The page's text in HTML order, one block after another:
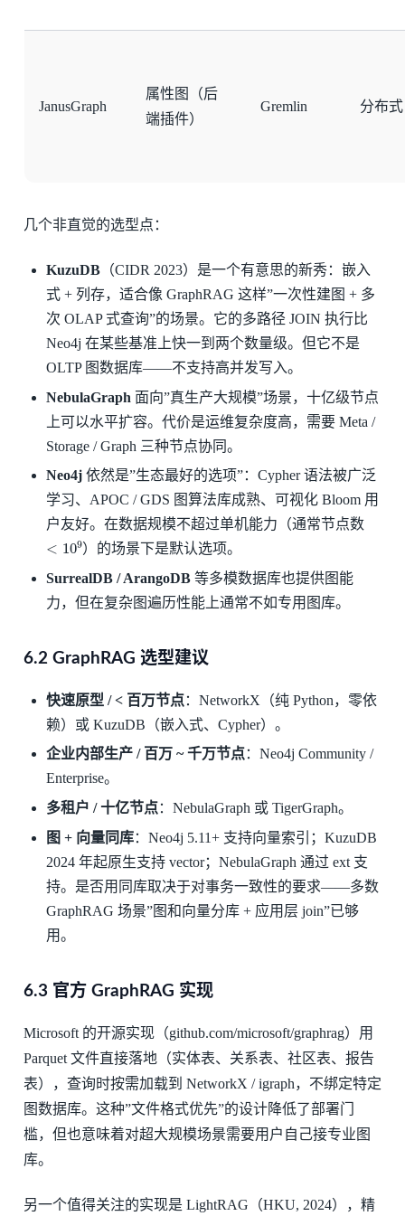
JanusGraph
属性图（后
端插件）
Gremlin 分布式
几个非直觉的选型点：
KuzuDB （CIDR 2023）是一个有意思的新秀：嵌入
式 + 列存，适合像 GraphRAG 这样”一次性建图 + 多
次 OLAP 式查询”的场景。它的多路径 JOIN 执行比
Neo4j 在某些基准上快一到两个数量级。但它不是
OLTP 图数据库——不支持高并发写入。
NebulaGraph 面向”真生产大规模”场景，十亿级节点
上可以水平扩容。代价是运维复杂度高，需要 Meta /
Storage / Graph 三种节点协同。
Neo4j 依然是”生态最好的选项”：Cypher 语法被广泛
学习、APOC / GDS 图算法库成熟、可视化 Bloom 用
户友好。在数据规模不超过单机能力（通常节点数
109 ）的场景下是默认选项。
SurrealDB / ArangoDB 等多模数据库也提供图能
力，但在复杂图遍历性能上通常不如专用图库。
6.2 GraphRAG 选型建议
快速原型 / < 百万节点：NetworkX（纯 Python，零依
赖）或 KuzuDB（嵌入式、Cypher）。
企业内部生产 / 百万 ~ 千万节点：Neo4j Community /
Enterprise。
多租户 / 十亿节点：NebulaGraph 或 TigerGraph。
图 + 向量同库：Neo4j 5.11+ 支持向量索引；KuzuDB
2024 年起原生支持 vector；NebulaGraph 通过 ext 支
持。是否用同库取决于对事务一致性的要求——多数
GraphRAG 场景”图和向量分库 + 应用层 join”已够
用。
6.3 官方 GraphRAG 实现
Microsoft 的开源实现（github.com/microsoft/graphrag）用
Parquet 文件直接落地（实体表、关系表、社区表、报告
表），查询时按需加载到 NetworkX / igraph，不绑定特定
图数据库。这种”文件格式优先”的设计降低了部署门
槛，但也意味着对超大规模场景需要用户自己接专业图
库。
另一个值得关注的实现是 LightRAG（HKU, 2024），精